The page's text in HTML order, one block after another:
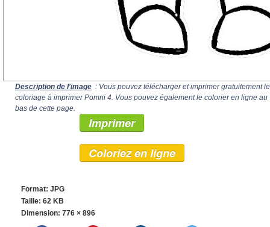
Description de l'image : Vous pouvez télécharger et imprimer gratuitement le
coloriage à imprimer Pomni 4. Vous pouvez également le colorier en ligne au
bas de cette page.
Imprimer
Coloriez en ligne
Format: JPG
Taille: 62 KB
Dimension: 776 × 896